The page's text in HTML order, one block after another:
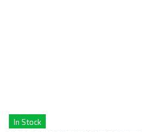
In Stock